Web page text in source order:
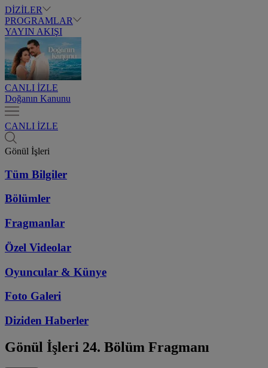
DİZİLER
PROGRAMLAR
YAYIN AKIŞI
CANLI İZLE
Doğanın Kanunu
CANLI İZLE
Gönül İşleri
Tüm Bilgiler
Bölümler
Fragmanlar
Özel Videolar
Oyuncular & Künye
Foto Galeri
Diziden Haberler
Gönül İşleri 24. Bölüm Fragmanı